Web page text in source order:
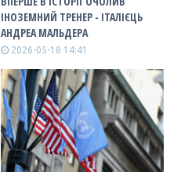
ІНОЗЕМНИЙ ТРЕНЕР - ІТАЛІЄЦЬ
АНДРЕА МАЛЬДЕРА
2026-05-18 14:41